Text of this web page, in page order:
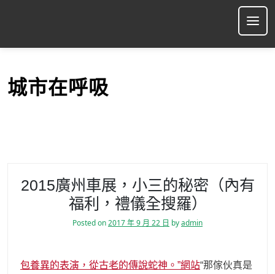
p
城市在呼吸
2015廣州車展，小三的秘密（內有
福利，禮儀全搜羅）
Posted on2017 年 9 月 22 日 byadmin
包養異的表演，從古老的傳說蛇神。”網站“那傢伙真是